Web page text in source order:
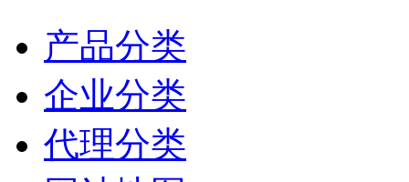
产品分类
企业分类
代理分类